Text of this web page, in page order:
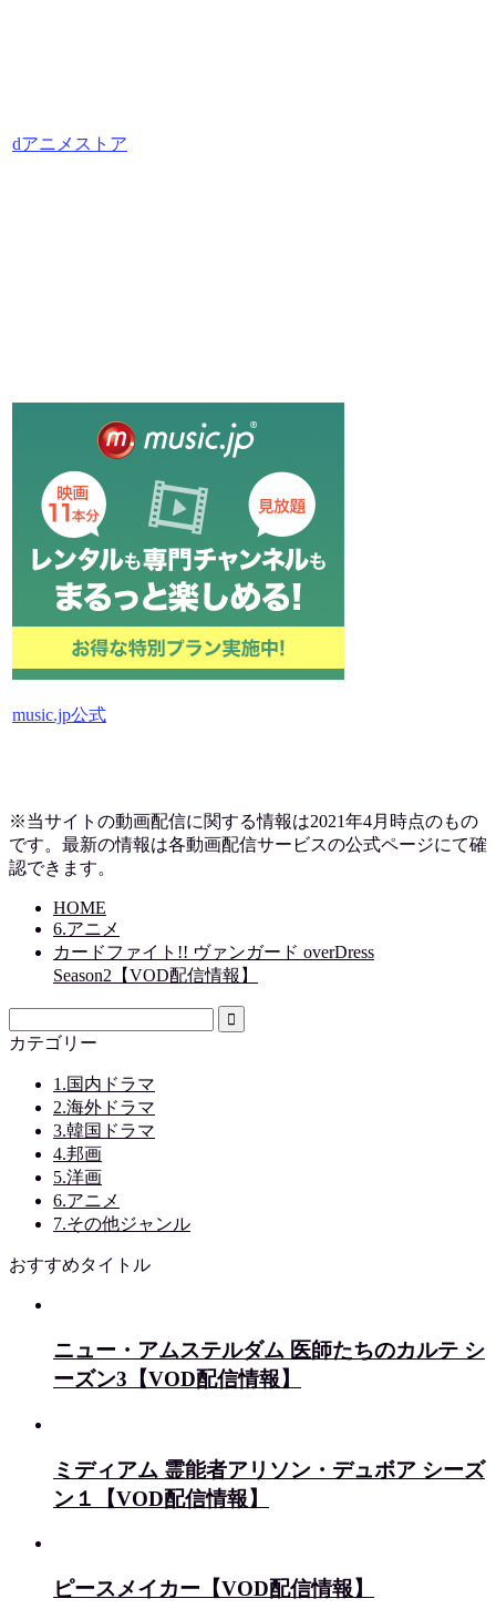
dアニメストア
music.jp公式
※当サイトの動画配信に関する情報は2021年4月時点のもの
です。最新の情報は各動画配信サービスの公式ページにて確
認できます。
HOME
6.アニメ
カードファイト!! ヴァンガード overDress
Season2【VOD配信情報】
カテゴリー
1.国内ドラマ
2.海外ドラマ
3.韓国ドラマ
4.邦画
5.洋画
6.アニメ
7.その他ジャンル
おすすめタイトル
ニュー・アムステルダム 医師たちのカルテ シ
ーズン3【VOD配信情報】
ミディアム 霊能者アリソン・デュボア シーズ
ン１【VOD配信情報】
ピースメイカー【VOD配信情報】